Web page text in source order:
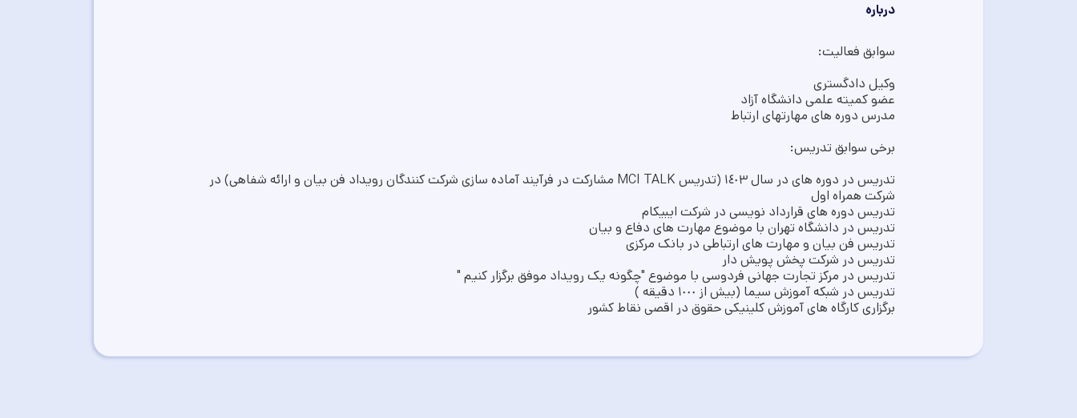
درباره
سوابق فعالیت:
وکیل دادگستری
عضو کمیته علمی دانشگاه آزاد
مدرس دوره های مهارتهای ارتباط
برخی سوابق تدریس:
تدریس در دوره های در سال ١٤٠٣ (تدریس MCI TALK مشارکت در فرآیند آماده سازی شرکت کنندگان رویداد فن بیان و ارائه شفاهی) در
شرکت همراه اول
تدریس دوره های قرارداد نویسی در شرکت ایبیکام
تدریس در دانشگاه تهران با موضوع مهارت های دفاع و بیان
تدریس فن بیان و مهارت های ارتباطی در بانک مرکزی
تدریس در شرکت پخش پویش دار
تدریس در مرکز تجارت جهانی فردوسی با موضوع "چگونه یک رویداد موفق برگزار کنیم "
تدریس در شبکه آموزش سیما (بیش از ١٠٠٠ دقیقه )
برگزاری کارگاه های آموزش کلینیکی حقوق در اقصی نقاط کشور